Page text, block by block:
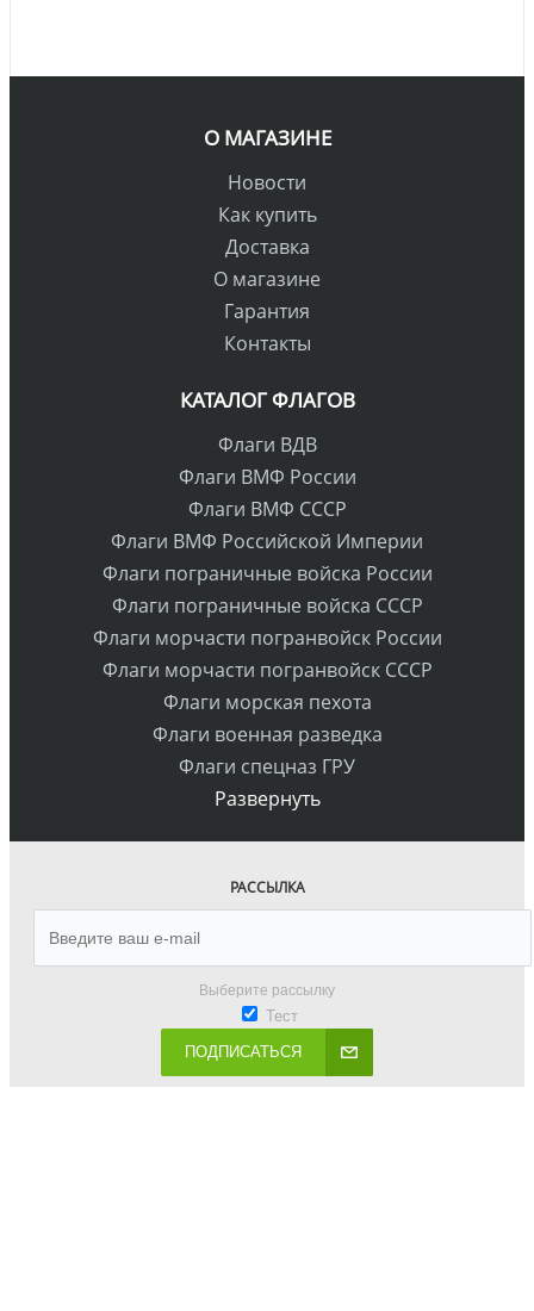
О МАГАЗИНЕ
Новости
Как купить
Доставка
О магазине
Гарантия
Контакты
КАТАЛОГ ФЛАГОВ
Флаги ВДВ
Флаги ВМФ России
Флаги ВМФ СССР
Флаги ВМФ Российской Империи
Флаги пограничные войска России
Флаги пограничные войска СССР
Флаги морчасти погранвойск России
Флаги морчасти погранвойск СССР
Флаги морская пехота
Флаги военная разведка
Флаги спецназ ГРУ
Развернуть
РАССЫЛКА
Выберите рассылку
Тест
ПОДПИСАТЬСЯ